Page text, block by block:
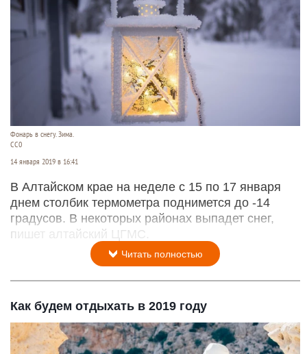
Фонарь в снегу. Зима.
СС0
14 января 2019 в 16:41
В Алтайском крае на неделе с 15 по 17 января
днем столбик термометра поднимется до -14
градусов. В некоторых районах выпадет снег,
пишет алтайский ЦГМС.
Читать полностью
Как будем отдыхать в 2019 году